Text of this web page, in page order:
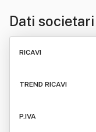
Dati
RICAVI
TREND RICAVI
P.IVA